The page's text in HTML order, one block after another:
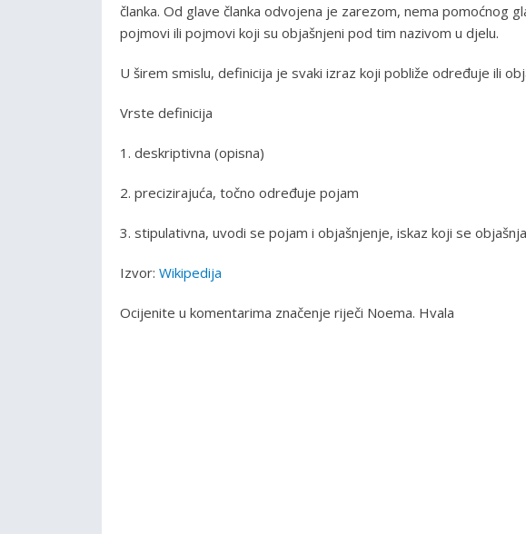
članka. Od glave članka odvojena je zarezom, nema pomoćnog
pojmovi ili pojmovi koji su objašnjeni pod tim nazivom u djelu.
U širem smislu, definicija je svaki izraz koji pobliže određuje ili
Vrste definicija
1. deskriptivna (opisna)
2. precizirajuća, točno određuje pojam
3. stipulativna, uvodi se pojam i objašnjenje, iskaz koji se
Izvor: Wikipedija
Ocijenite u komentarima značenje riječi Noema. Hvala